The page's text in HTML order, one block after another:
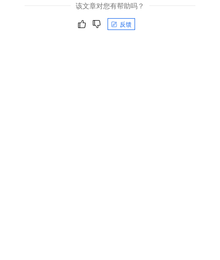
该文章对您有帮助吗？
反馈